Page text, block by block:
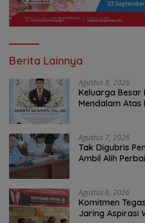
Berita Lainnya
Agustus 8, 2026
Keluarga Besar
Mendalam Atas
Agustus 7, 2026
Tak Digubris
Ambil Alih
Agustus 6, 2026
Komitmen
Jaring Aspirasi